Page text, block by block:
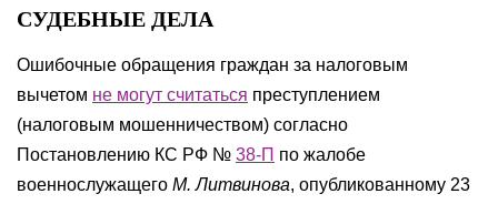
СУДЕБНЫЕ ДЕЛА
Ошибочные обращения граждан за налоговым
вычетом не могут считаться преступлением
(налоговым мошенничеством) согласно
Постановлению КС РФ № 38-П по жалобе
военнослужащего М. Литвинова, опубликованному 23